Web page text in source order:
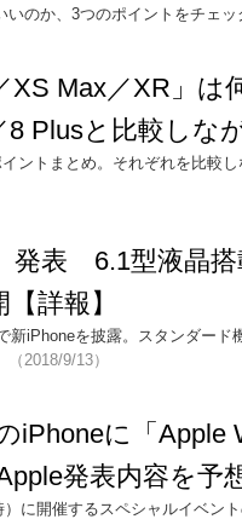
のか、3つのポイントをチェッ
XS Max／XR」
8 Plusと比較しな
ントまとめ。それぞれを比較
発表 6.1型液晶
詳報】
新iPhoneを披露。スタンダード
（2018/9/13）
iPhoneに「Apple
発表内容を予
に開催するスペシャルイベン